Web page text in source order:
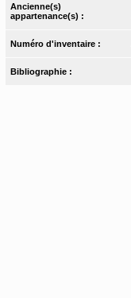
Ancienne(s)
appartenance(s) :
Numéro d'inventaire :
Bibliographie :